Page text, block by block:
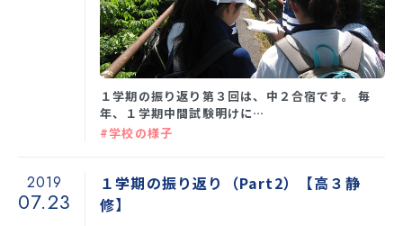
１学期の振り返り第３回は、中２合宿です。 毎
年、１学期中間試験明けに…
#学校の様子
2019
07.23
１学期の振り返り（Part2）【高３静
修】